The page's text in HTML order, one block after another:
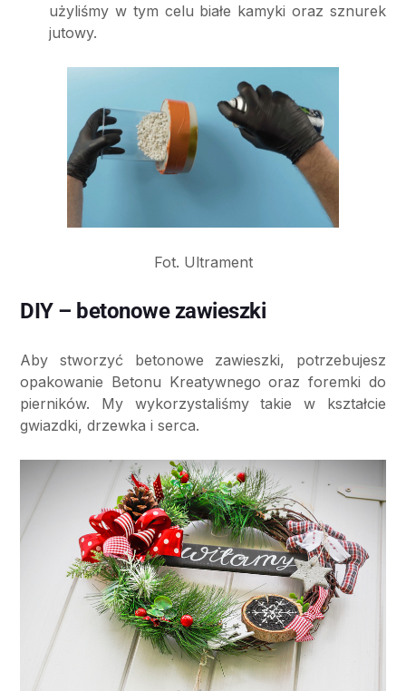
użyliśmy w tym celu białe kamyki oraz sznurek
jutowy.
Fot. Ultrament
DIY – betonowe zawieszki
Aby stworzyć betonowe zawieszki, potrzebujesz
opakowanie Betonu Kreatywnego oraz foremki do
pierników. My wykorzystaliśmy takie w kształcie
gwiazdki, drzewka i serca.